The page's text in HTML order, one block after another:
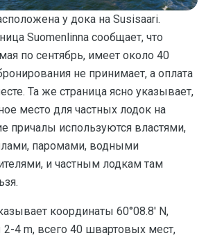
у дока на Susisaari.
Suomenlinna сообщает, что
по сентябрь, имеет около 40
не принимает, а оплата
Та же страница ясно указывает,
место для частных лодок на
причалы используются властями,
паромами, водными
и частным лодкам там
координаты 60°08.8' N,
2-4 m, всего 40 швартовых мест,